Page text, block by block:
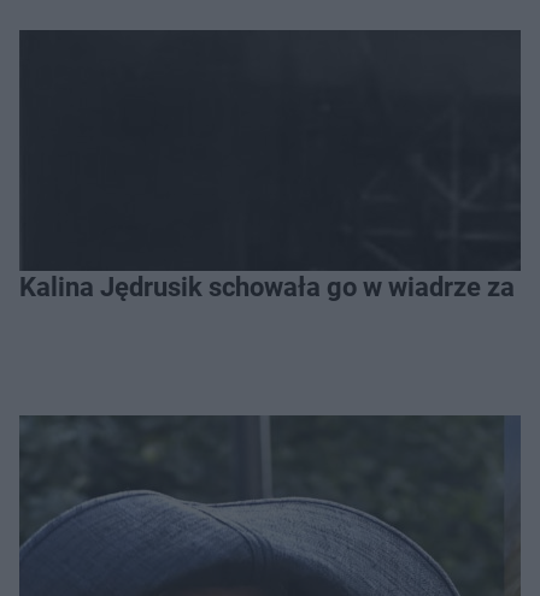
Kalina Jędrusik schowała go w wiadrze za